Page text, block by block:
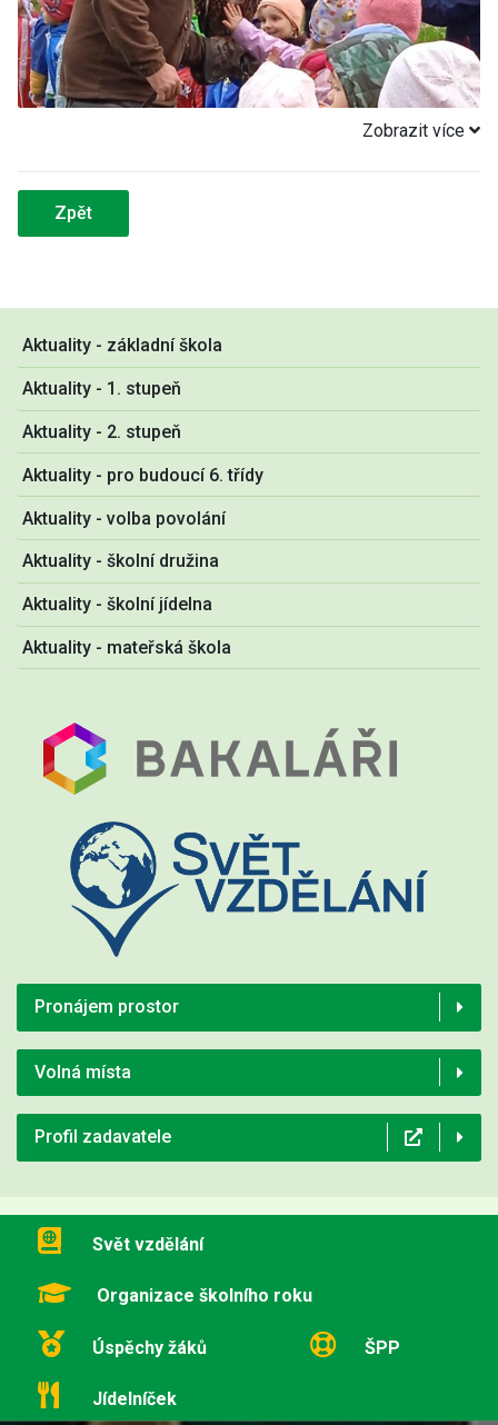
Aktuality - základní škola
Aktuality - 1. stupeň
Aktuality - 2. stupeň
Aktuality - pro budoucí 6. třídy
Aktuality - volba povolání
Aktuality - školní družina
Aktuality - školní jídelna
Aktuality - mateřská škola
Pronájem prostor
Volná místa
Profil zadavatele
Zobrazit více
Zpět
Svět vzdělání
Organizace školního roku
Úspěchy žáků ŠPP
Jídelníček